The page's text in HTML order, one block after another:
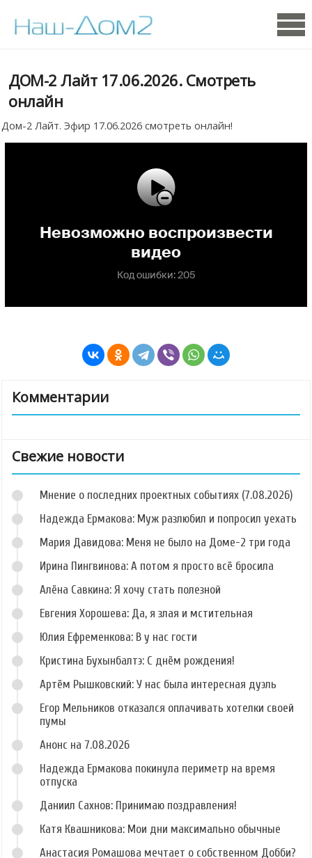
ДОМ-2 Лайт 17.06.2026. Смотреть
онлайн
Дом-2 Лайт. Эфир 17.06.2026 смотреть онлайн!
Комментарии
Свежие новости
Мнение о последних проектных событиях (7.08.2026)
Надежда Ермакова: Муж разлюбил и попросил уехать
Мария Давидова: Меня не было на Доме-2 три года
Ирина Пингвинова: А потом я просто всё бросила
Алёна Савкина: Я хочу стать полезной
Евгения Хорошева: Да, я злая и мстительная
Юлия Ефременкова: В у нас гости
Кристина Бухынбалтэ: С днём рождения!
Артём Рышковский: У нас была интересная дуэль
Егор Мельников отказался оплачивать хотелки своей
пумы
Анонс на 7.08.2026
Надежда Ермакова покинула периметр на время
отпуска
Даниил Сахнов: Принимаю поздравления!
Катя Квашникова: Мои дни максимально обычные
Анастасия Ромашова мечтает о собственном Добби?